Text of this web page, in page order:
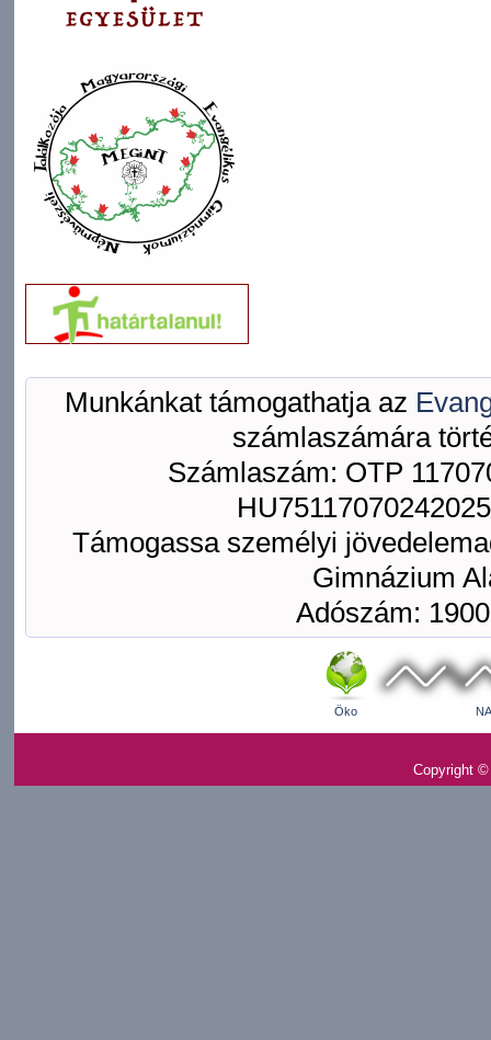
Munkánkat támogathatja az
számlaszámára
Számlaszám: OTP
Támogassa személyi
Gimnázium
Adószám:
Öko
Copyright